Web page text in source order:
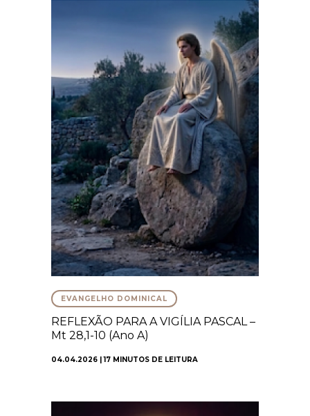
EVANGELHO DOMINICAL
REFLEXÃO PARA A VIGÍLIA PASCAL –
Mt 28,1-10 (Ano A)
04.04.2026 | 17 MINUTOS DE LEITURA